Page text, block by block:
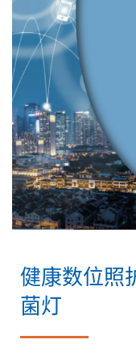
健康数位照
菌灯